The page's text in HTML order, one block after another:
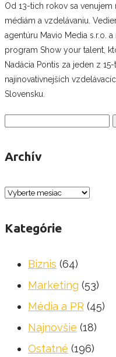
Od 13-tich rokov sa venujem
médiám a vzdelávaniu.
agentúru Mavio Media s.r.o.
program Show your talent,
Nadácia Pontis za jeden z 15-
najinovatívnejších
Slovensku.
Hľadať:
Archív
Archív
Kategórie
Biznis (64)
Marketing (53)
Média a PR (45)
Najnovšie (18)
Ostatné (196)